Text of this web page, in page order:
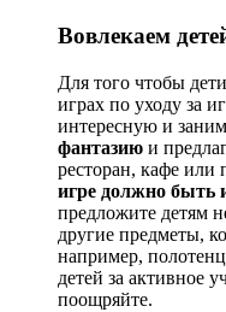
Вовлекаем
Для того чтобы
играх по уходу за
интересную и
фантазию и
ресторан, кафе или
игре должно быть
предложите детям
другие предметы,
например,
детей за активное
поощряйте.